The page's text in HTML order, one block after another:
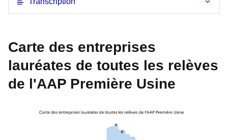
Carte des entreprises
lauréates de toutes les relèves
de l'AAP Première Usine